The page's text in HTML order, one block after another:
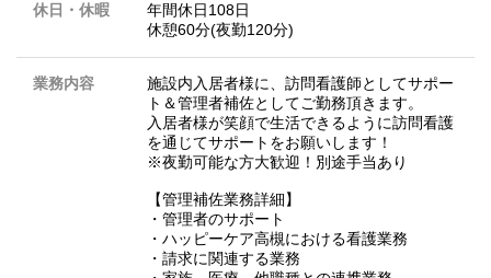
休日・休暇
年間休日108日
休憩60分(夜勤120分)
業務内容
施設内入居者様に、訪問看護師としてサポー
ト＆管理者補佐としてご勤務頂きます。
入居者様が笑顔で生活できるように訪問看護
を通じてサポートをお願いします！
※夜勤可能な方大歓迎！別途手当あり
【管理補佐業務詳細】
・管理者のサポート
・ハッピーケア高槻における看護業務
・請求に関連する業務